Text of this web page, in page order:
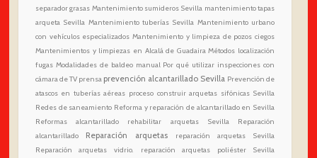
separador grasas Mantenimiento sumideros Sevilla mantenimiento tapas
arqueta Sevilla Mantenimiento tuberías Sevilla Mantenimiento urbano
con vehículos especializados Mantenimiento y limpieza de pozos ciegos
Mantenimientos y limpiezas en Alcalá de Guadaira Métodos localización
fugas Modalidades de baldeo manual Por qué utilizar inspecciones con
cámara de TV prensa prevención alcantarillado Sevilla Prevención de
atascos en tuberías aéreas proceso construir arquetas sifónicas Sevilla
Redes de saneamiento Reforma y reparación de alcantarillado en Sevilla
Reformas alcantarillado
rehabilitar arquetas Sevilla
Reparación
alcantarillado
Reparación arquetas
reparación arquetas Sevilla
Reparación arquetas vidrio. reparación arquetas poliéster Sevilla